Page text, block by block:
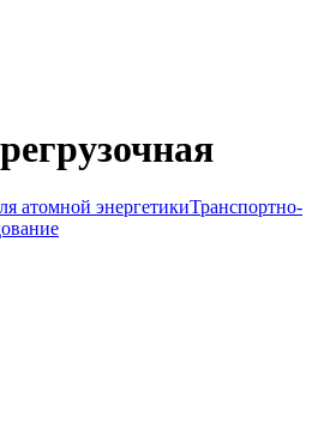
атомной энергетикиТранспортно-